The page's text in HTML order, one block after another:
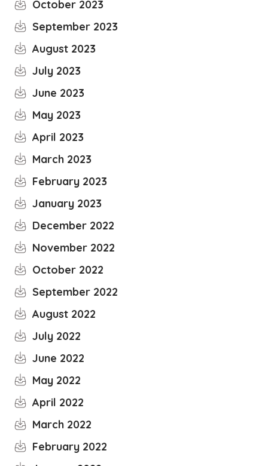
October 2023
September 2023
August 2023
July 2023
June 2023
May 2023
April 2023
March 2023
February 2023
January 2023
December 2022
November 2022
October 2022
September 2022
August 2022
July 2022
June 2022
May 2022
April 2022
March 2022
February 2022